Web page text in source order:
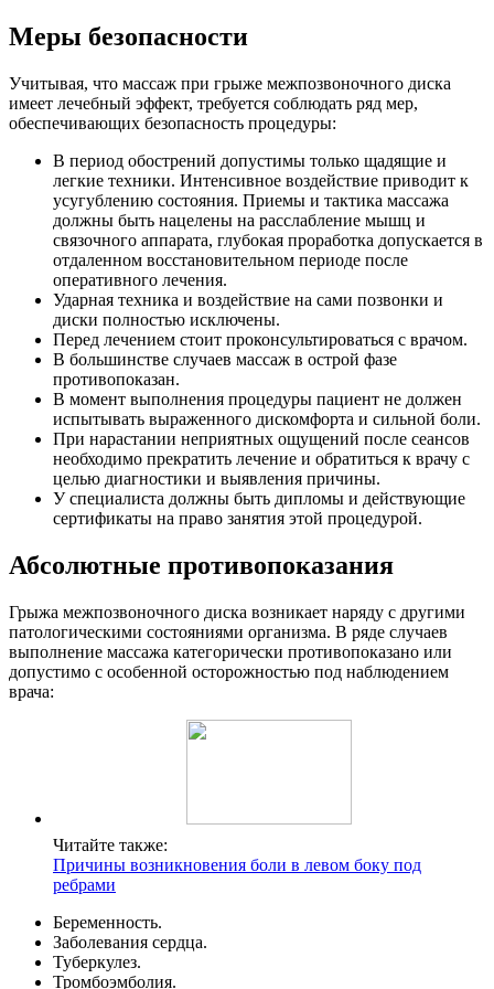
Меры безопасности
Учитывая, что массаж при грыже межпозвоночного диска
имеет лечебный эффект, требуется соблюдать ряд мер,
обеспечивающих безопасность процедуры:
В период обострений допустимы только щадящие и
легкие техники. Интенсивное воздействие приводит к
усугублению состояния. Приемы и тактика массажа
должны быть нацелены на расслабление мышц и
связочного аппарата, глубокая проработка допускается в
отдаленном восстановительном периоде после
оперативного лечения.
Ударная техника и воздействие на сами позвонки и
диски полностью исключены.
Перед лечением стоит проконсультироваться с врачом.
В большинстве случаев массаж в острой фазе
противопоказан.
В момент выполнения процедуры пациент не должен
испытывать выраженного дискомфорта и сильной боли.
При нарастании неприятных ощущений после сеансов
необходимо прекратить лечение и обратиться к врачу с
целью диагностики и выявления причины.
У специалиста должны быть дипломы и действующие
сертификаты на право занятия этой процедурой.
Абсолютные противопоказания
Грыжа межпозвоночного диска возникает наряду с другими
патологическими состояниями организма. В ряде случаев
выполнение массажа категорически противопоказано или
допустимо с особенной осторожностью под наблюдением
врача:
Читайте также:
Причины возникновения боли в левом боку под
ребрами
Беременность.
Заболевания сердца.
Туберкулез.
Тромбоэмболия.